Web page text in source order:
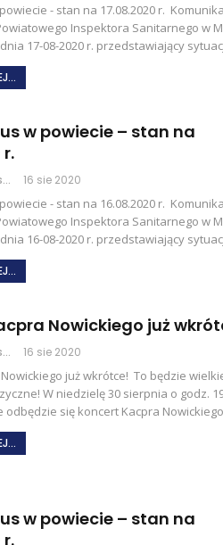
- stan na 17.08.2020 r.
Inspektora Sanitarnego w
17-08-2020 r. przedstawiający
w powiecie – stan na
r.
Grażyna Myślińska 16 sie 2020
- stan na 16.08.2020 r.
Inspektora Sanitarnego w
16-08-2020 r. przedstawiający
Nowickiego już
Grażyna Myślińska 16 sie 2020
już wkrótce! To będzie
W niedzielę 30 sierpnia o godz.
odbędzie się koncert Kacpra
w powiecie – stan na
r.